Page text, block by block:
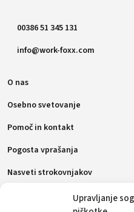
Upravljanje
00386 51 345 131
info@work-foxx.com
O nas
Osebno svetovanje
Pomoč in kontakt
Pogosta vprašanja
Nasveti strokovnjakov